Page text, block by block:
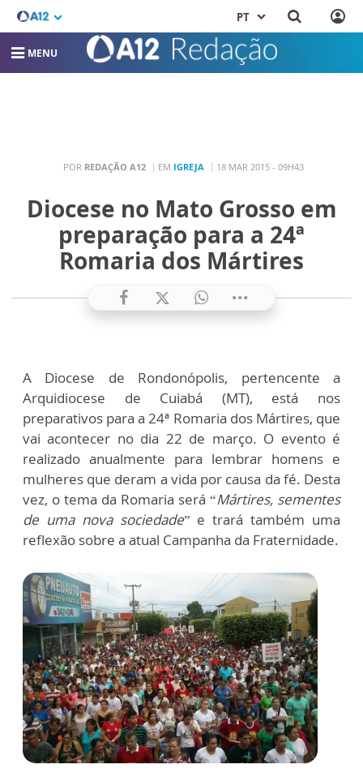
PT
MENU
POR REDAÇÃO A12 EM IGREJA 18 MAR 2015 - 09H43
Diocese no Mato Grosso em
preparação para a 24ª
Romaria dos Mártires
A Diocese de Rondonópolis, pertencente a
Arquidiocese de Cuiabá (MT), está nos
preparativos para a 24ª Romaria dos Mártires, que
vai acontecer no dia 22 de março. O evento é
realizado anualmente para lembrar homens e
mulheres que deram a vida por causa da fé. Desta
vez, o tema da Romaria será “Mártires, sementes
de uma nova sociedade” e trará também uma
reflexão sobre a atual Campanha da Fraternidade.